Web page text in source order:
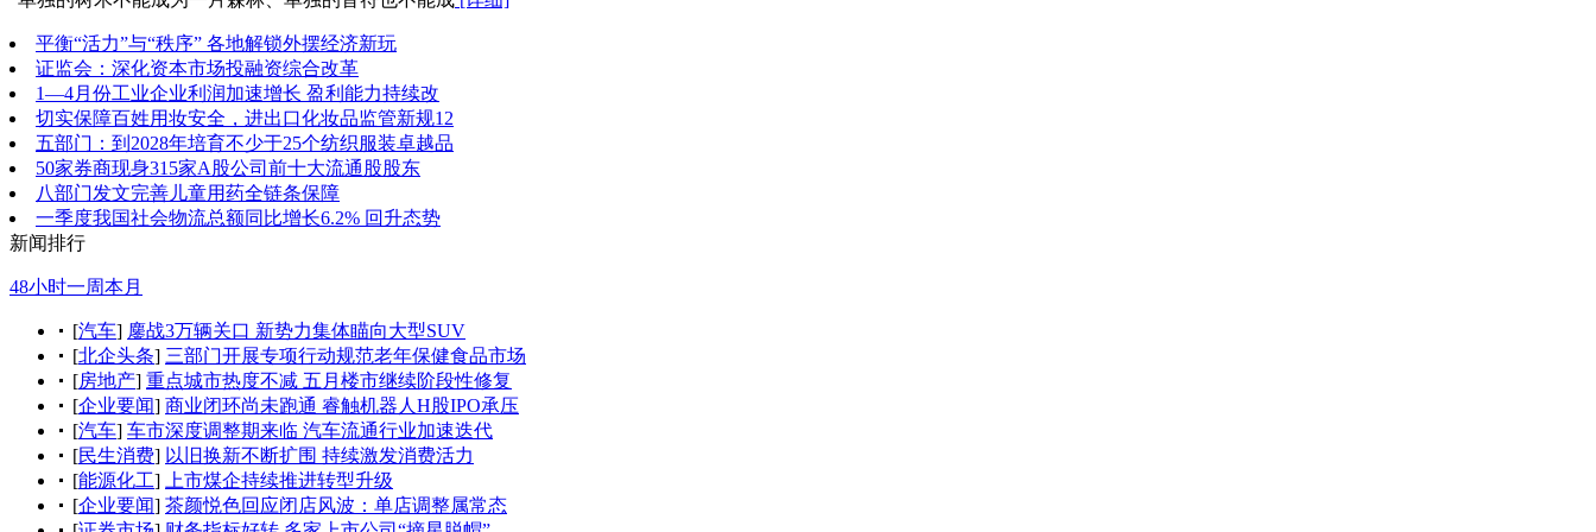
平衡“活力”与“秩序” 各地解锁外摆经济新玩
证监会：深化资本市场投融资综合改革
1—4月份工业企业利润加速增长 盈利能力持续改
切实保障百姓用妆安全，进出口化妆品监管新规12
五部门：到2028年培育不少于25个纺织服装卓越品
50家券商现身315家A股公司前十大流通股股东
八部门发文完善儿童用药全链条保障
一季度我国社会物流总额同比增长6.2% 回升态势
新闻排行
48小时一周本月
[汽车] 鏖战3万辆关口 新势力集体瞄向大型SUV
[北企头条] 三部门开展专项行动规范老年保健食品市场
[房地产] 重点城市热度不减 五月楼市继续阶段性修复
[企业要闻] 商业闭环尚未跑通 睿触机器人H股IPO承压
[汽车] 车市深度调整期来临 汽车流通行业加速迭代
[民生消费] 以旧换新不断扩围 持续激发消费活力
[能源化工]
上市煤企持续推进转型升级
[企业要闻] 茶颜悦色回应闭店风波：单店调整属常态